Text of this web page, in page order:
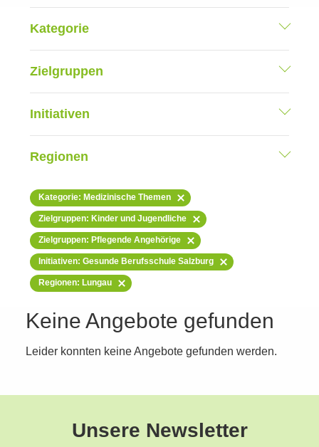
Kategorie
Zielgruppen
Initiativen
Regionen
Kategorie: Medizinische Themen
Zielgruppen: Kinder und Jugendliche
Zielgruppen: Pflegende Angehörige
Initiativen: Gesunde Berufsschule Salzburg
Regionen: Lungau
Keine Angebote gefunden
Leider konnten keine Angebote gefunden werden.
Unsere Newsletter